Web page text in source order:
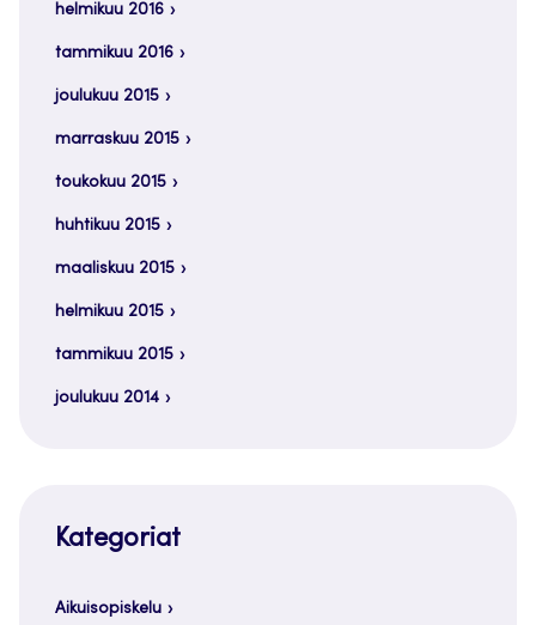
helmikuu 2016
tammikuu 2016
joulukuu 2015
marraskuu 2015
toukokuu 2015
huhtikuu 2015
maaliskuu 2015
helmikuu 2015
tammikuu 2015
joulukuu 2014
Kategoriat
Aikuisopiskelu